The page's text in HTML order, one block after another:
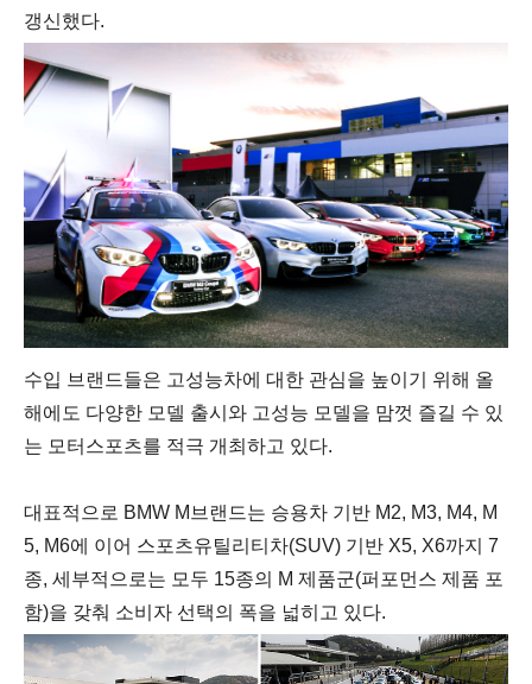
갱신했다.
수입 브랜드들은 고성능차에 대한 관심을 높이기 위해 올
해에도 다양한 모델 출시와 고성능 모델을 맘껏 즐길 수 있
는 모터스포츠를 적극 개최하고 있다.
대표적으로 BMW M브랜드는 승용차 기반 M2, M3, M4, M
5, M6에 이어 스포츠유틸리티차(SUV) 기반 X5, X6까지 7
종, 세부적으로는 모두 15종의 M 제품군(퍼포먼스 제품 포
함)을 갖춰 소비자 선택의 폭을 넓히고 있다.